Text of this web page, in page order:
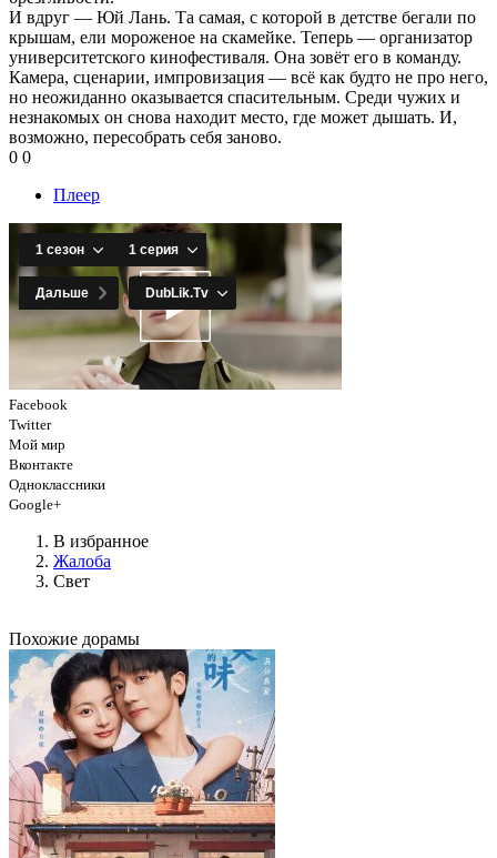
И вдруг — Юй Лань. Та самая, с которой в детстве бегали по
крышам, ели мороженое на скамейке. Теперь — организатор
университетского кинофестиваля. Она зовёт его в команду.
Камера, сценарии, импровизация — всё как будто не про него,
но неожиданно оказывается спасительным. Среди чужих и
незнакомых он снова находит место, где может дышать. И,
возможно, пересобрать себя заново.
0 0
Плеер
Facebook
Twitter
Мой мир
Вконтакте
Одноклассники
Google+
В избранное
Жалоба
Свет
Похожие дорамы